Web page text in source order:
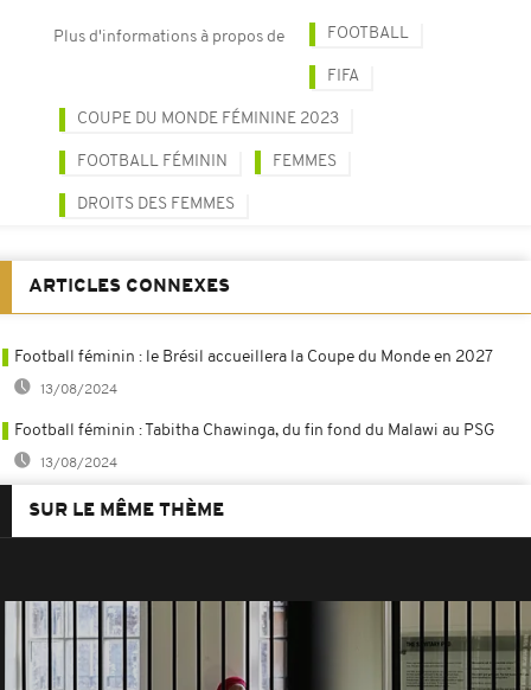
Plus d'informations à propos de FOOTBALL
FIFA
COUPE DU MONDE FÉMININE 2023
FOOTBALL FÉMININ FEMMES
DROITS DES FEMMES
ARTICLES CONNEXES
Football féminin : le Brésil accueillera la Coupe du Monde en 2027
13/08/2024
Football féminin : Tabitha Chawinga, du fin fond du Malawi au PSG
13/08/2024
SUR LE MÊME THÈME